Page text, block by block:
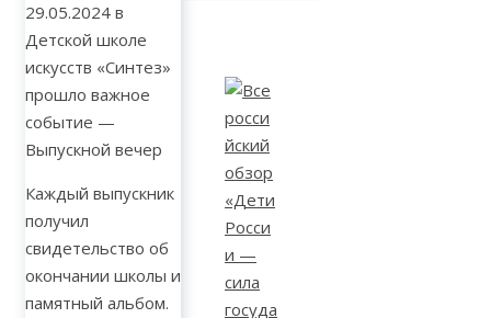
29.05.2024 в
Детской школе
искусств «Синтез»
прошло важное
событие —
Выпускной вечер
Каждый выпускник
получил
свидетельство об
окончании школы и
памятный альбом.